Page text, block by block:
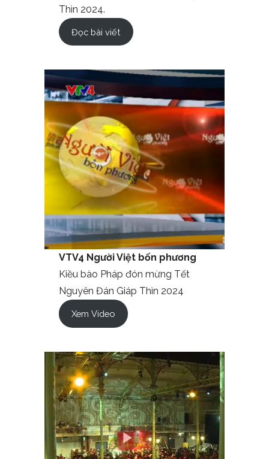
Thìn 2024.
Đọc bài viết
VTV4 Người Việt bốn phương
Kiều bào Pháp đón mừng Tết
Nguyên Đán Giáp Thìn 2024
Xem Video